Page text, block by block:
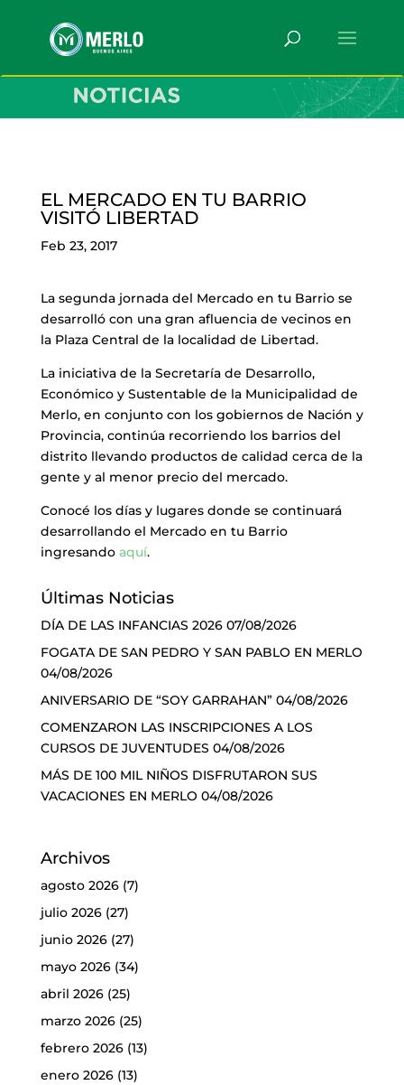
EL MERCADO EN TU BARRIO
VISITÓ LIBERTAD
Feb 23, 2017
La segunda jornada del Mercado en tu Barrio se
desarrolló con una gran afluencia de vecinos en
la Plaza Central de la localidad de Libertad.
La iniciativa de la Secretaría de Desarrollo,
Económico y Sustentable de la Municipalidad de
Merlo, en conjunto con los gobiernos de Nación y
Provincia, continúa recorriendo los barrios del
distrito llevando productos de calidad cerca de la
gente y al menor precio del mercado.
Conocé los días y lugares donde se continuará
desarrollando el Mercado en tu Barrio
ingresando aquí.
Últimas Noticias
DÍA DE LAS INFANCIAS 2026 07/08/2026
FOGATA DE SAN PEDRO Y SAN PABLO EN MERLO
04/08/2026
ANIVERSARIO DE “SOY GARRAHAN” 04/08/2026
COMENZARON LAS INSCRIPCIONES A LOS
CURSOS DE JUVENTUDES 04/08/2026
MÁS DE 100 MIL NIÑOS DISFRUTARON SUS
VACACIONES EN MERLO 04/08/2026
Archivos
agosto 2026(7)
julio 2026(27)
junio 2026(27)
mayo 2026(34)
abril 2026(25)
marzo 2026(25)
febrero 2026(13)
enero 2026(13)